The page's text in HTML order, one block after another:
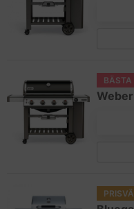
BÄSTA
Weber